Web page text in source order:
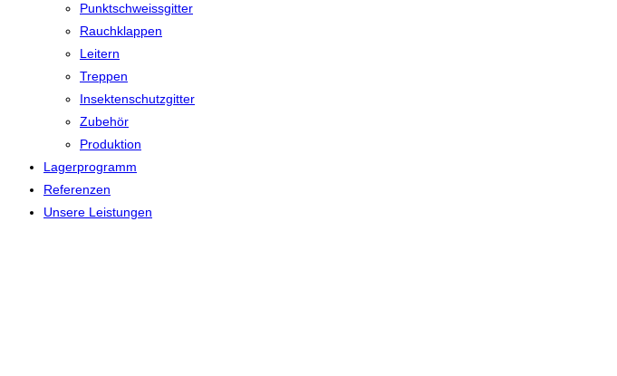
Punktschweissgitter
Rauchklappen
Leitern
Treppen
Insektenschutzgitter
Zubehör
Produktion
Lagerprogramm
Referenzen
Unsere Leistungen